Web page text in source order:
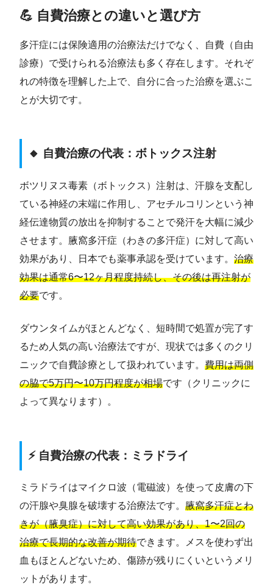
💪 自費治療との違いと選び方
多汗症には保険適用の治療法だけでなく、自費（自由
診療）で受けられる治療法も多く存在します。それぞ
れの特徴を理解した上で、自分に合った治療を選ぶこ
とが大切です。
🔸 自費治療の代表：ボトックス注射
ボツリヌス毒素（ボトックス）注射は、汗腺を支配し
ている神経の末端に作用し、アセチルコリンという神
経伝達物質の放出を抑制することで発汗を大幅に減少
させます。腋窩多汗症（わきの多汗症）に対して高い
効果があり、日本でも薬事承認を受けています。 治療
効果は通常6〜12ヶ月程度持続し、その後は再注射が
必要です。
ダウンタイムがほとんどなく、短時間で処置が完了す
るため人気の高い治療法ですが、現状では多くのクリ
ニックで自費診療として扱われています。 費用は両側
の脇で5万円〜10万円程度が相場です（クリニックに
よって異なります）。
⚡ 自費治療の代表：ミラドライ
ミラドライはマイクロ波（電磁波）を使って皮膚の下
の汗腺や臭腺を破壊する治療法です。 腋窩多汗症とわ
きが（腋臭症）に対して高い効果があり、1〜2回の
治療で長期的な改善が期待できます。メスを使わず出
血もほとんどないため、傷跡が残りにくいというメリ
ットがあります。